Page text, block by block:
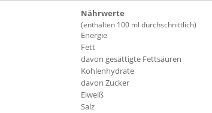
Nährwerte
(enthalten 100 ml durchschnittlich)
Energie
Fett
davon gesättigte Fettsäuren
Kohlenhydrate
davon Zucker
Eiweiß
Salz